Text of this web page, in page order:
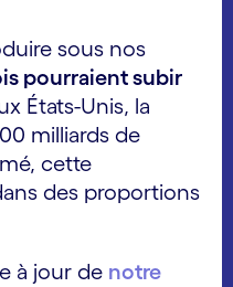
sous nos
pourraient subir
États-Unis, la
milliards de
cette
des proportions
à jour de notre